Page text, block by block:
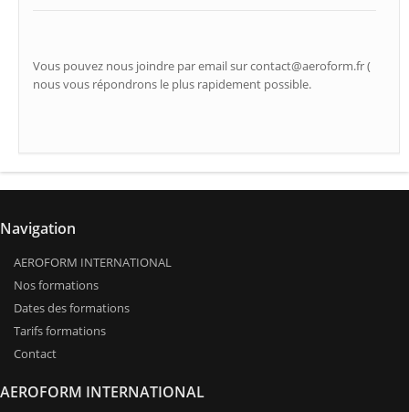
Vous pouvez nous joindre par email sur contact@aeroform.fr (
nous vous répondrons le plus rapidement possible.
Navigation
AEROFORM INTERNATIONAL
Nos formations
Dates des formations
Tarifs formations
Contact
AEROFORM INTERNATIONAL